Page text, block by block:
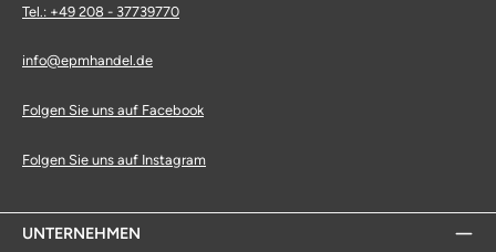
Tel.: +49 208 - 37739770
info@epmhandel.de
Folgen Sie uns auf Facebook
Folgen Sie uns auf Instagram
UNTERNEHMEN